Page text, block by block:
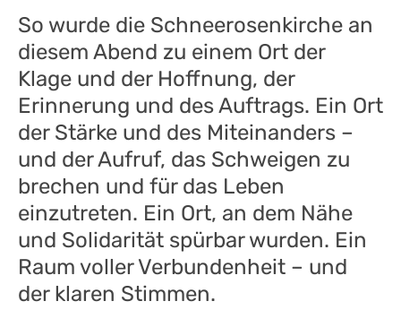
So wurde die Schneerosenkirche an
diesem Abend zu einem Ort der
Klage und der Hoffnung, der
Erinnerung und des Auftrags. Ein Ort
der Stärke und des Miteinanders –
und der Aufruf, das Schweigen zu
brechen und für das Leben
einzutreten. Ein Ort, an dem Nähe
und Solidarität spürbar wurden. Ein
Raum voller Verbundenheit – und
der klaren Stimmen.